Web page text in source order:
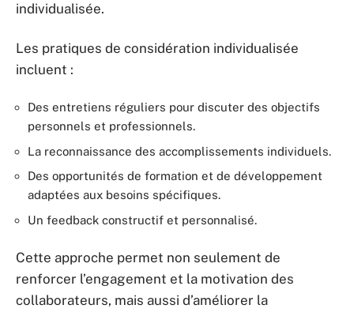
individualisée.
Les pratiques de considération individualisée
incluent :
Des entretiens réguliers pour discuter des objectifs
personnels et professionnels.
La reconnaissance des accomplissements individuels.
Des opportunités de formation et de développement
adaptées aux besoins spécifiques.
Un feedback constructif et personnalisé.
Cette approche permet non seulement de
renforcer l’engagement et la motivation des
collaborateurs, mais aussi d’améliorer la